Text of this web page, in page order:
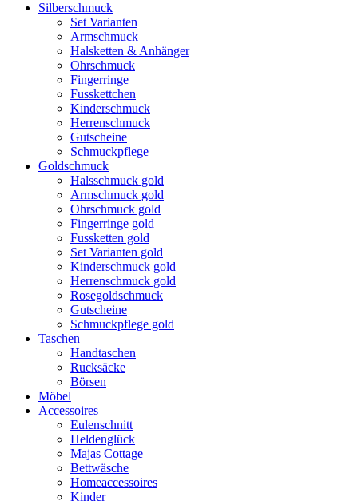
Silberschmuck
Set Varianten
Armschmuck
Halsketten & Anhänger
Ohrschmuck
Fingerringe
Fusskettchen
Kinderschmuck
Herrenschmuck
Gutscheine
Schmuckpflege
Goldschmuck
Halsschmuck gold
Armschmuck gold
Ohrschmuck gold
Fingerringe gold
Fussketten gold
Set Varianten gold
Kinderschmuck gold
Herrenschmuck gold
Rosegoldschmuck
Gutscheine
Schmuckpflege gold
Taschen
Handtaschen
Rucksäcke
Börsen
Möbel
Accessoires
Eulenschnitt
Heldenglück
Majas Cottage
Bettwäsche
Homeaccessoires
Kinder